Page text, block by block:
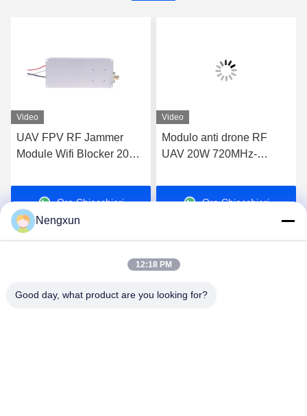
Video
UAV FPV RF Jammer
Module Wifi Blocker 20W
Ora Chiacchieri
Video
Modulo anti drone RF
UAV 20W 720MHz-
Drone Wifi Bluetooth
JammerOra Chiacchieri
Nengxun Communication Technology Co.,Ltd.
Nengxun
12:18 PM
Good day, what product are you looking for?